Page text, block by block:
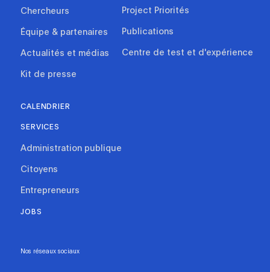
Chercheurs
Équipe & partenaires
Actualités et médias
Kit de presse
Project Priorités
Publications
Centre de test et d'expérience
CALENDRIER
SERVICES
Administration publique
Citoyens
Entrepreneurs
JOBS
Nos réseaux sociaux